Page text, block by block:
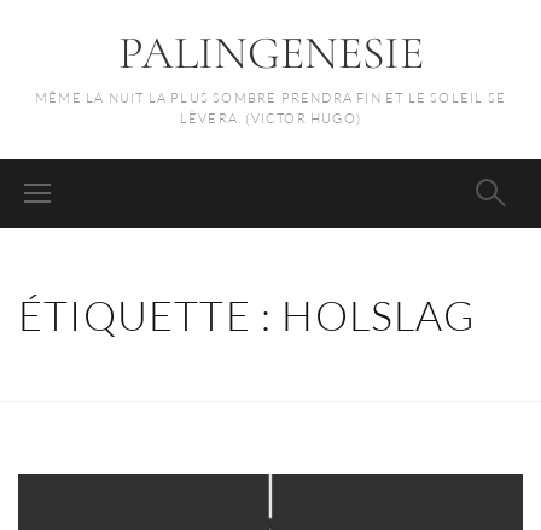
PALINGENESIE
MÊME LA NUIT LA PLUS SOMBRE PRENDRA FIN ET LE SOLEIL SE
LÈVERA. (VICTOR HUGO)
ÉTIQUETTE : HOLSLAG